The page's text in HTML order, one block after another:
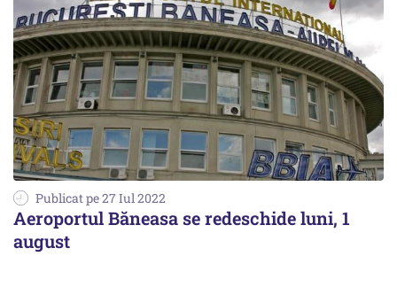
Publicat pe 27 Iul 2022
Aeroportul Băneasa se redeschide luni, 1
august